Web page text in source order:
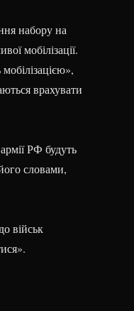
набору на
мобілізації.
врахувати
РФ будуть
словами,
військ